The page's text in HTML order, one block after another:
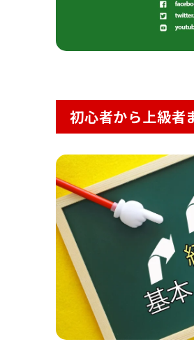
初心者から上級者